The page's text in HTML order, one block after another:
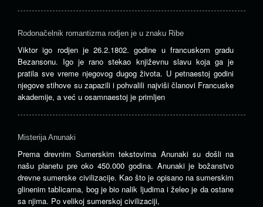
Rodonačelnik romantizma rodjen je u znaku Ribe
Viktor igo rodjen je 26.2.1802. godine u francuskom gradu
Bezansonu. Igo je rano stekao književnu slavu koja ga je
pratila sve vreme njegovog dugog života. U petnaestoj godini
njegove stihove su zapazili i pohvalili najviši članovi Francuske
akademije, a već u osamnaestoj je primljen
Misterija Anunaki
Prema drevnim Sumerskim tekstovima Anunaki su došli na
našu planetu pre oko 450.000 godina. Anunaki je božanstvo
drevne sumerske civilizacije. Kao što je opisano na sumerskim
glinenim tablicama, bog je bio nalik ljudima i želeo je da ostane
sa njima. Po velikoj sumerskoj civilizaciji,